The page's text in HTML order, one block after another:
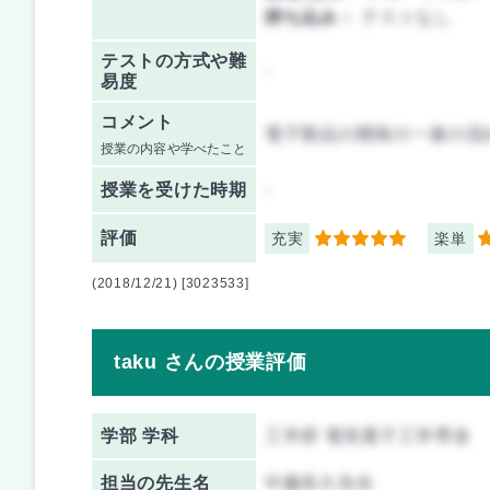
持ち込み：
テストの方式や難
易度
コメント
授業の内容や学べたこと
電子製品の開発の一連の
授業を受けた時期
評価 充実 5 楽単 4
(2018/12/21) [3023533]
taku さんの授業評価
学部 学科
担当の先生名 中藤良久先生